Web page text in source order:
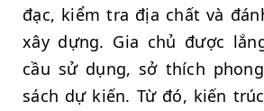
đạc, kiểm tra địa chất và
xây dựng. Gia chủ được
cầu sử dụng, sở thích
sách dự kiến. Từ đó, kiến